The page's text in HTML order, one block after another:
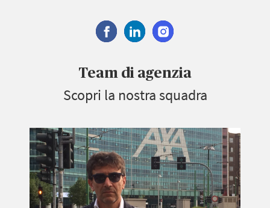
Team di agenzia
Scopri la nostra squadra